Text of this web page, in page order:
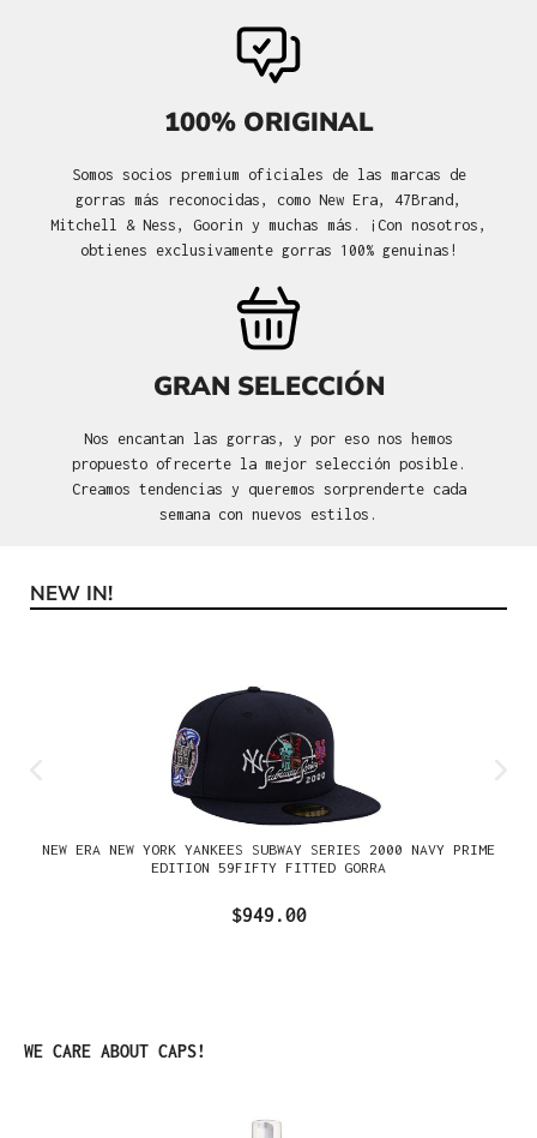
100% ORIGINAL
Somos socios premium oficiales de las marcas de
gorras más reconocidas, como New Era, 47Brand,
Mitchell & Ness, Goorin y muchas más. ¡Con nosotros,
obtienes exclusivamente gorras 100% genuinas!
GRAN SELECCIÓN
Nos encantan las gorras, y por eso nos hemos
propuesto ofrecerte la mejor selección posible.
Creamos tendencias y queremos sorprenderte cada
semana con nuevos estilos.
Omitir la galería de productos
NEW IN!
NEW ERA NEW YORK YANKEES SUBWAY SERIES 2000 NAVY PRIME
EDITION 59FIFTY FITTED GORRA
$949.00
Omitir la galería de productos
WE CARE ABOUT CAPS!